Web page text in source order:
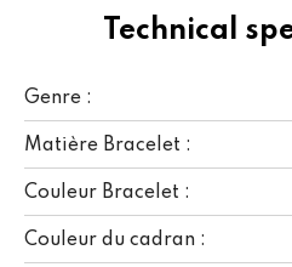
Technical
Genre :
Matière Bracelet :
Couleur Bracelet :
Couleur du cadran :